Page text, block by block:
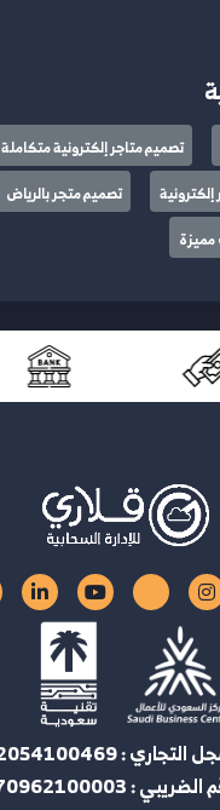
تصميم متاجر إلكترونية متكاملة
تصميم متجر بالرياض
: 2054100469
: 301270962100003